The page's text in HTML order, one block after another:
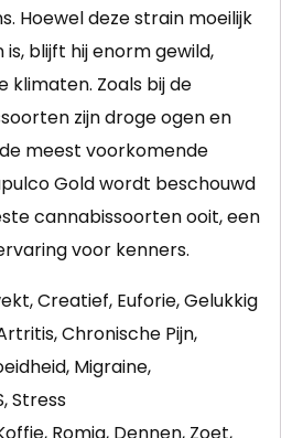
Hoewel deze strain moeilijk
blijft hij enorm gewild,
klimaten. Zoals bij de
zijn droge ogen en
meest voorkomende
Gold wordt beschouwd
cannabissoorten ooit, een
voor kenners.
Creatief, Euforie, Gelukkig
Chronische Pijn,
Migraine,
Stress